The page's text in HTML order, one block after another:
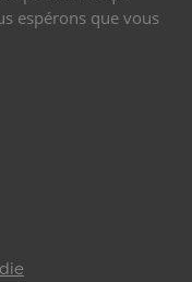
espérons que vous